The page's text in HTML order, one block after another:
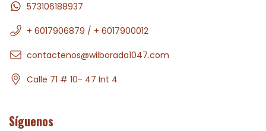
573106188937
+ 6017906879 / + 6017900012
contactenos@wilborada1047.com
Calle 71 # 10- 47 Int 4
Síguenos